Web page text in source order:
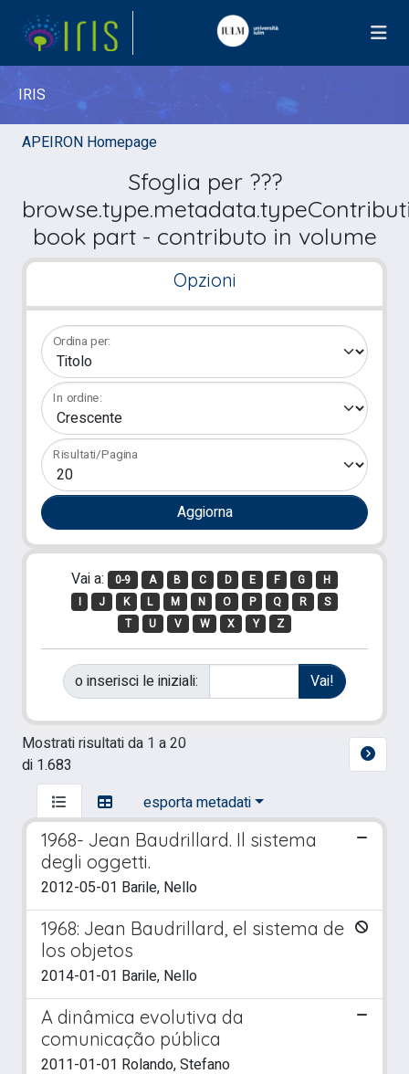
IRIS
APEIRON Homepage
Sfoglia per ???
book part - contributo in volume
Opzioni
Ordina per:
In ordine:
Risultati/Pagina
Vai a: 0-9 A B C D E F G
H
I
J K L M N O P Q R
S
T
U V W X Y Z
o inserisci le iniziali:
Mostrati risultati da 1 a 20
di 1.683
esporta metadati
1968- Jean Baudrillard. Il sistema
degli oggetti.
2012-05-01 Barile, Nello
1968: Jean Baudrillard, el sistema de
los objetos
2014-01-01 Barile, Nello
A dinâmica evolutiva da
comunicação pública
2011-01-01 Rolando, Stefano